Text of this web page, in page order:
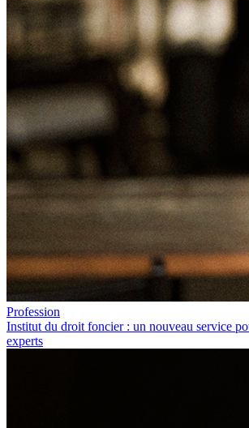
Profession
Institut du droit foncier : un nouveau service
experts